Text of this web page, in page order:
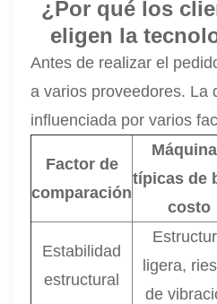
¿Por qué los
eligen la
Antes de realizar el
a varios proveedores. La
influenciada por varios
Factor de
comparación
típicas de
costo
Estabilidad
estructural
ligera,
de